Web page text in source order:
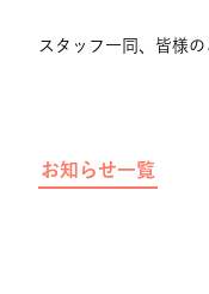
スタッフ一同、皆様の
お知らせ一覧